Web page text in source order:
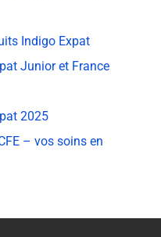
Indigo Expat
Junior et France
2025
– vos soins en